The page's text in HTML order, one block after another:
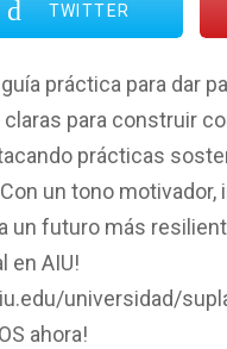
TWITTER
práctica para dar
para construir
prácticas
un tono
un futuro más
en AIU!
universidad/
ahora!